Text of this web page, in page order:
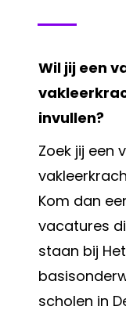
Wil jij een
invullen?
Zoek jij een
Kom dan
vacatures
staan bij
scholen in